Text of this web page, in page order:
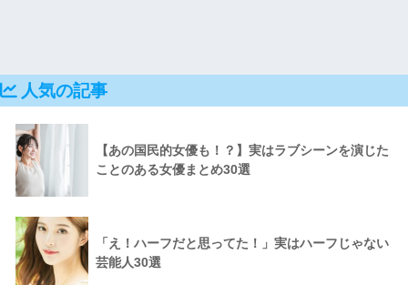
人気の記事
【あの国民的女優も！？】実はラブシーンを演じた
ことのある女優まとめ30選
「え！ハーフだと思ってた！」実はハーフじゃない
芸能人30選